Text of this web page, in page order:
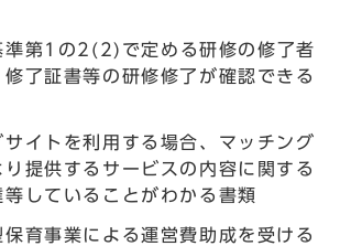
準第1の2(2)で定める研修の修了者
修了証書等の研修修了が確認できる
サイトを利用する場合、マッチング
り提供するサービスの内容に関する
していることがわかる書類
育事業による運営費助成を受ける